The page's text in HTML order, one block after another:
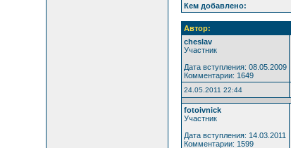
Кем добавлено:
Автор:
cheslav
Участник
Дата вступления: 08.05.2009
Комментарии: 1649
24.05.2011 22:44
fotoivnick
Участник
Дата вступления: 14.03.2011
Комментарии: 1599